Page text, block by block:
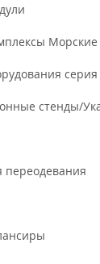
Морские
стенды/
переодевания